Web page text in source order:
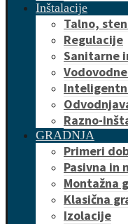
Inštalacije
Talno,
Regulacije
Sanitarne
Razno-
GRADNJA
Primeri
Pasivna in
Montažna
Klasična
Izolacije